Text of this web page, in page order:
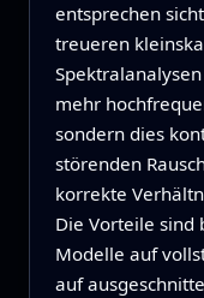
entsprechen
treueren
mehr
sondern dies
störenden
korrekte
Die Vorteile sind
Modelle auf
auf